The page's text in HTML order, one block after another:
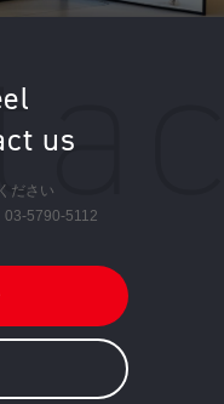
us
ださい
03-5790-5112